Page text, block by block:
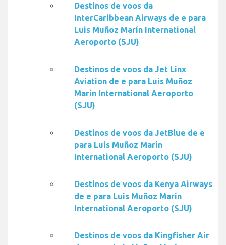
Destinos de voos da
InterCaribbean Airways de e para
Luis Muñoz Marín International
Aeroporto (SJU)
Destinos de voos da Jet Linx
Aviation de e para Luis Muñoz
Marín International Aeroporto
(SJU)
Destinos de voos da JetBlue de e
para Luis Muñoz Marín
International Aeroporto (SJU)
Destinos de voos da Kenya Airways
de e para Luis Muñoz Marín
International Aeroporto (SJU)
Destinos de voos da Kingfisher Air